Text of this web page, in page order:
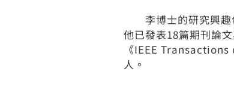
李博士的研究興趣
他已發表18篇期刊論
《IEEE
人。